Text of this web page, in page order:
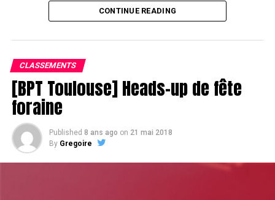
CONTINUE READING
CLASSEMENTS
[BPT Toulouse] Heads-up de fête
foraine
Published 8 ans ago on 21 mai 2018
By Gregoire